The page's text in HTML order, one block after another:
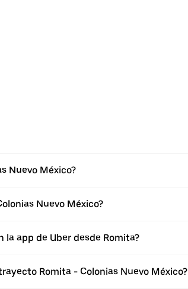
Nuevo México?
Nuevo México?
app de Uber desde Romita?
Romita - Colonias Nuevo México?